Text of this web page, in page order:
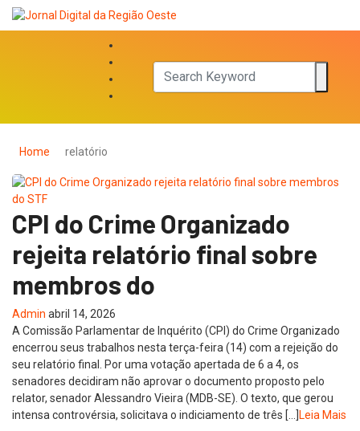
Home relatório
CPI do Crime Organizado
rejeita relatório final sobre
membros do
Admin abril 14, 2026
A Comissão Parlamentar de Inquérito (CPI) do Crime Organizado
encerrou seus trabalhos nesta terça-feira (14) com a rejeição do
seu relatório final. Por uma votação apertada de 6 a 4, os
senadores decidiram não aprovar o documento proposto pelo
relator, senador Alessandro Vieira (MDB-SE). O texto, que gerou
intensa controvérsia, solicitava o indiciamento de três […]
Leia Mais